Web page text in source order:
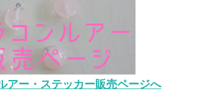
アー・ステッカー販売ページへ